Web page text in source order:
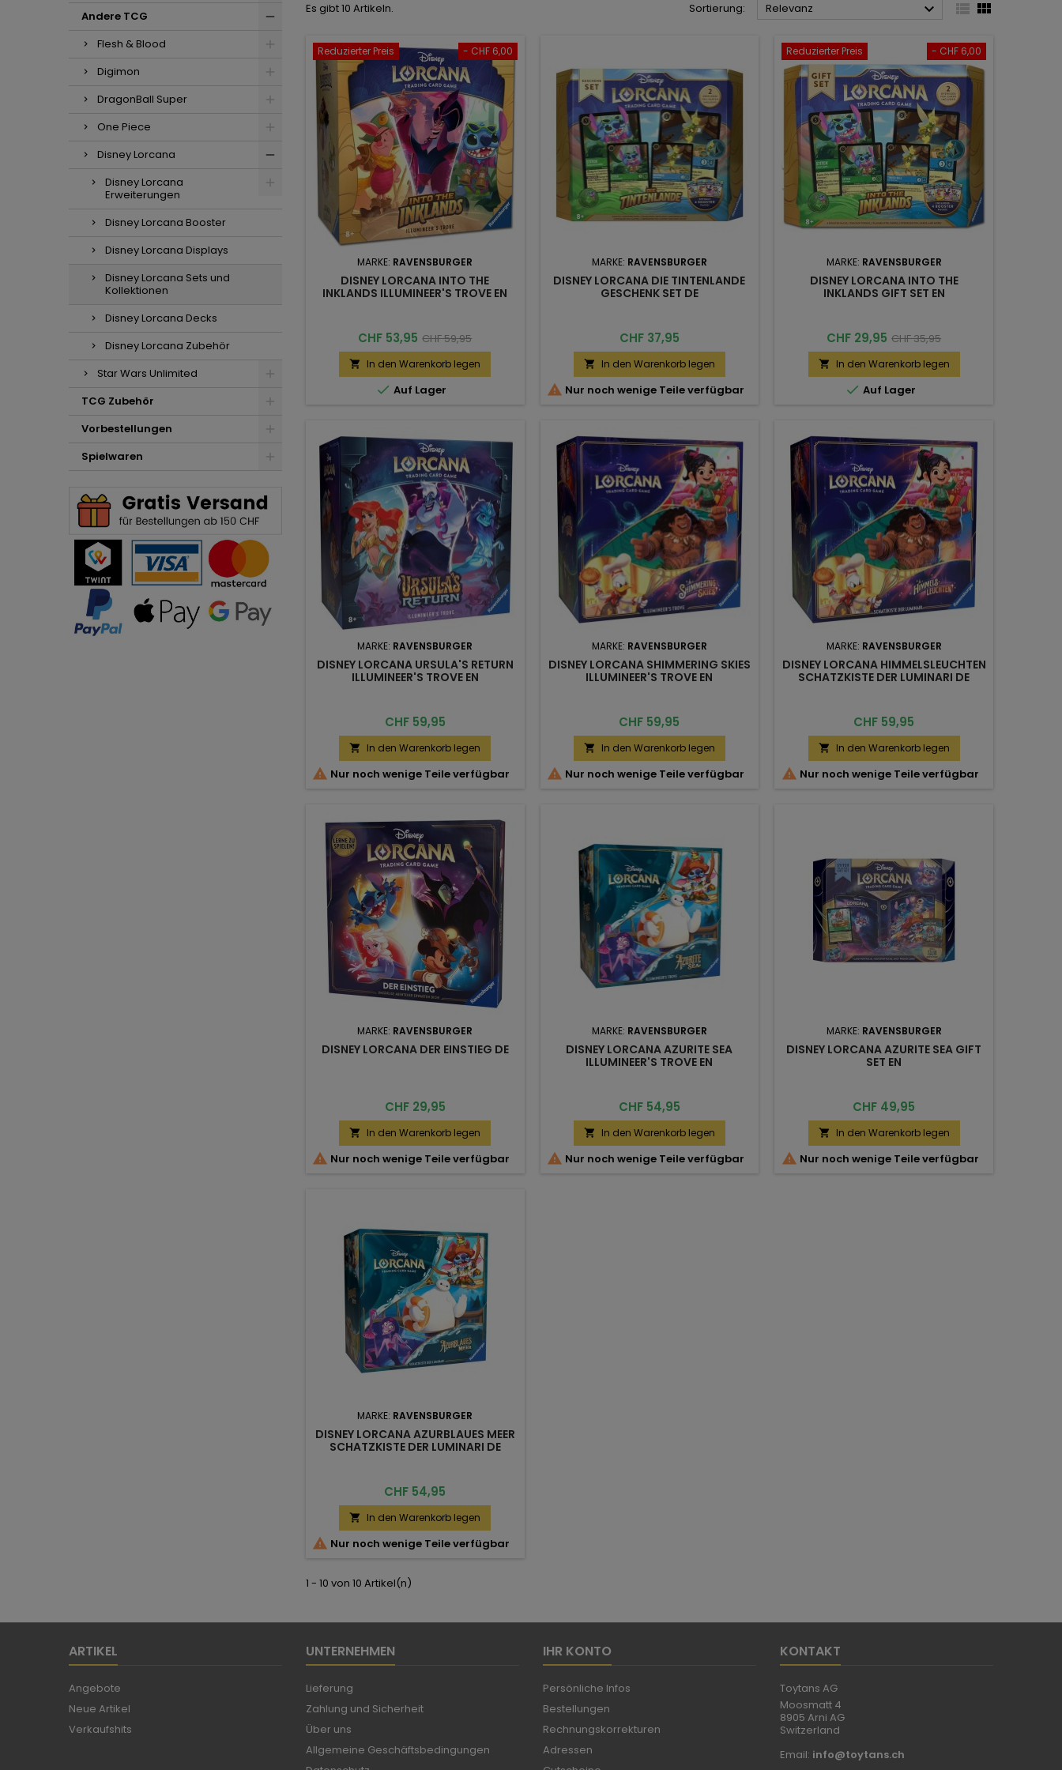
Andere TCG
Flesh & Blood
Digimon
DragonBall Super
One Piece
Disney Lorcana
Disney Lorcana
Erweiterungen
Disney Lorcana Booster
Disney Lorcana Displays
Disney Lorcana Sets und
Kollektionen
Disney Lorcana Decks
Disney Lorcana Zubehör
Star Wars Unlimited
TCG Zubehör
Vorbestellungen
Spielwaren
Es gibt 10 Artikeln. Sortierung: Relevanz   
- CHF 6,00
Reduzierter Preis
MARKE: RAVENSBURGER
DISNEY LORCANA INTO THE
INKLANDS ILLUMINEER'S TROVE EN
Preis
CHF 53,95 Üblicher
preis
CHF 59,95
 In den Warenkorb legen
 Auf Lager
MARKE: RAVENSBURGER
DISNEY LORCANA DIE TINTENLANDE
GESCHENK SET DE
Preis
CHF 37,95
 In den Warenkorb legen
 Nur noch wenige Teile verfügbar
- CHF 6,00
Reduzierter Preis
MARKE: RAVENSBURGER
DISNEY LORCANA INTO THE
INKLANDS GIFT SET EN
Preis
CHF 29,95 Üblicher
preis
CHF 35,95
 In den Warenkorb legen
 Auf Lager
MARKE: RAVENSBURGER
DISNEY LORCANA URSULA'S RETURN
ILLUMINEER'S TROVE EN
Preis
CHF 59,95
 In den Warenkorb legen
 Nur noch wenige Teile verfügbar
MARKE: RAVENSBURGER
DISNEY LORCANA SHIMMERING SKIES
ILLUMINEER'S TROVE EN
Preis
CHF 59,95
 In den Warenkorb legen
 Nur noch wenige Teile verfügbar
MARKE: RAVENSBURGER
DISNEY LORCANA HIMMELSLEUCHTEN
SCHATZKISTE DER LUMINARI DE
Preis
CHF 59,95
 In den Warenkorb legen
 Nur noch wenige Teile verfügbar
MARKE: RAVENSBURGER
DISNEY LORCANA DER EINSTIEG DE
Preis
CHF 29,95
 In den Warenkorb legen
 Nur noch wenige Teile verfügbar
MARKE: RAVENSBURGER
DISNEY LORCANA AZURITE SEA
ILLUMINEER'S TROVE EN
Preis
CHF 54,95
 In den Warenkorb legen
 Nur noch wenige Teile verfügbar
MARKE: RAVENSBURGER
DISNEY LORCANA AZURITE SEA GIFT
SET EN
Preis
CHF 49,95
 In den Warenkorb legen
 Nur noch wenige Teile verfügbar
MARKE: RAVENSBURGER
DISNEY LORCANA AZURBLAUES MEER
SCHATZKISTE DER LUMINARI DE
Preis
CHF 54,95
 In den Warenkorb legen
 Nur noch wenige Teile verfügbar
1 - 10 von 10 Artikel(n)
ARTIKEL
Angebote
Neue Artikel
Verkaufshits
UNTERNEHMEN
Lieferung
Zahlung und Sicherheit
Über uns
Allgemeine Geschäftsbedingungen
IHR KONTO
Persönliche Infos
Bestellungen
Rechnungskorrekturen
Adressen
KONTAKT
Toytans AG
Moosmatt 4
8905 Arni AG
Switzerland
Email: info@toytans.ch